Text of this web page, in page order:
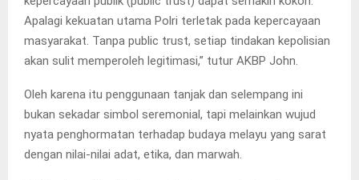
Apalagi kekuatan utama Polri terletak pada kepercayaan
masyarakat. Tanpa public trust, setiap tindakan kepolisian
akan sulit memperoleh legitimasi,” tutur AKBP John.
Oleh karena itu penggunaan tanjak dan selempang ini
bukan sekadar simbol seremonial, tapi melainkan wujud
nyata penghormatan terhadap budaya melayu yang sarat
dengan nilai-nilai adat, etika, dan marwah.